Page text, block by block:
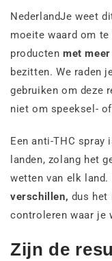
NederlandJe weet
moeite waard om
producten met meer
bezitten. We raden
gebruiken om deze
niet om speeksel-
Een anti-THC spray
landen, zolang het
wetten van elk land.
verschillen, dus het
controleren waar je
Zijn de